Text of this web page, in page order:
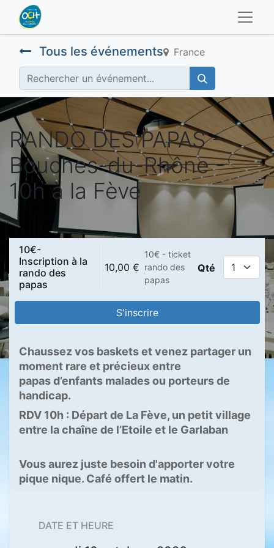
Tous les événements France
RANDO DES PAPAS -
Bouches-du-Rhône -
10h à la Fève
10€-
Inscription à la
rando des
papas
10,00 €
10€ - ticket
rando des
papas
Qté
S'inscrire
Chaussez vos baskets et venez partager un
moment rare et précieux entre
papas d’enfants malades ou porteurs de
handicap.
RDV 10h : Départ de La Fève, un petit village
entre la chaîne de l’Etoile et le Garlaban
Vous aurez juste besoin d'apporter votre
pique nique. Café offert le matin.
DATE ET HEURE